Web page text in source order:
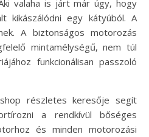
valaha is járt már úgy, hogy
kikászálódni egy kátyúból. A
A biztonságos motorozás
mintamélységű, nem túl
funkcionálisan passzoló
részletes keresője segít
a rendkívül bőséges
és minden motorozási